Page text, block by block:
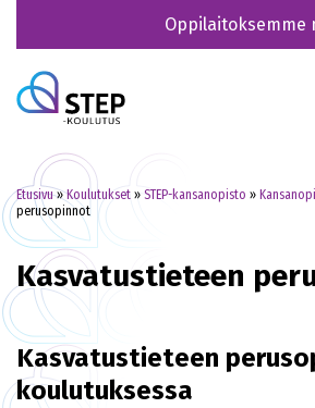
Oppilaitoksemme
Etusivu»Koulutukset » STEP-kansanopisto »
perusopinnot
Kasvatustieteen
Kasvatustieteen
koulutuksessa